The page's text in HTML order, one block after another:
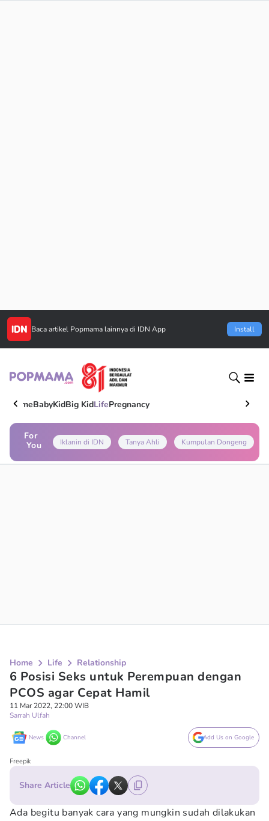
Baca artikel Popmama lainnya di IDN App Install
HomeBabyKidBig KidLifePregnancy
For
You
Iklanin di IDN Tanya Ahli Kumpulan Dongeng
Home Life Relationship
6 Posisi Seks untuk Perempuan dengan
PCOS agar Cepat Hamil
11 Mar 2022, 22:00 WIB
Sarrah Ulfah
News Channel Add Us on Google
Freepik
Share Article
Ada begitu banyak cara yang mungkin sudah dilakukan